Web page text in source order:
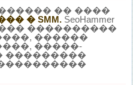
�� ����
� SMM. SeoHammer
����������
������
�����-
���������